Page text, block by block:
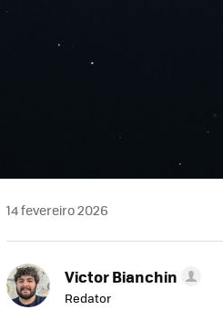
14 fevereiro 2026
Victor Bianchin
Redator